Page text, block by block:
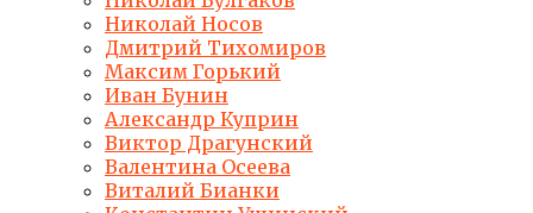
Николай Носов
Дмитрий Тихомиров
Максим Горький
Иван Бунин
Александр Куприн
Виктор Драгунский
Валентина Осеева
Виталий Бианки